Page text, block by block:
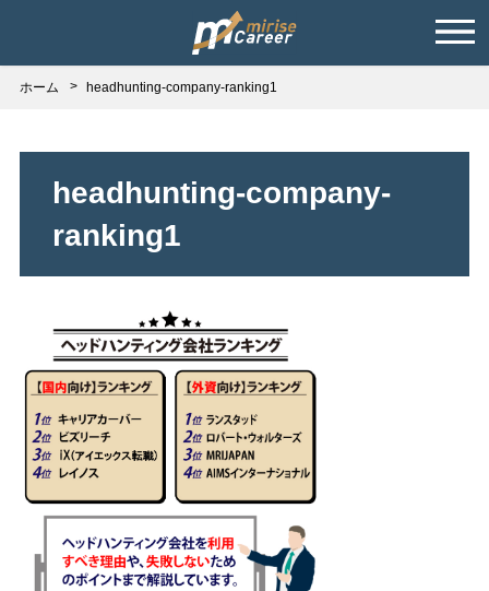
ホーム headhunting-company-ranking1
headhunting-company-
ranking1